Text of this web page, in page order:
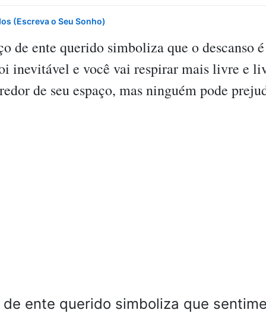
(Escreva o Seu Sonho)
de ente querido simboliza que o descanso
inevitável e você vai respirar mais livre e
de seu espaço, mas ninguém pode
ente querido simboliza que